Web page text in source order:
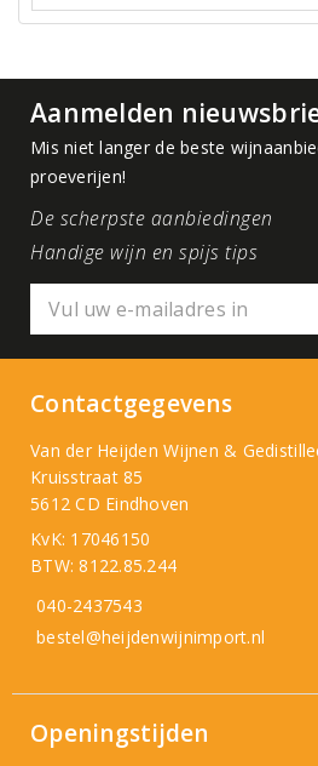
Aanmelden
Mis niet langer de beste
proeverijen!
De scherpste aanbiedingen
Handige wijn en spijs tips
Contactgegevens
Van der Heijden Wijnen &
Kruisstraat 85
5612 CD Eindhoven
KvK: 17046150
BTW: 8122.85.244
040-2437543
bestel@heijdenwijnimport.nl
Openingstijden